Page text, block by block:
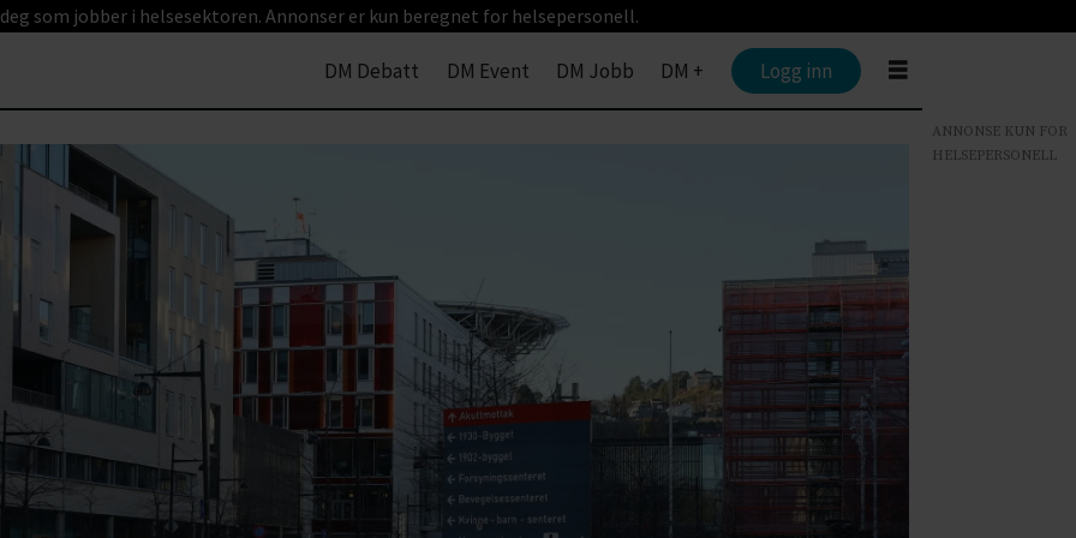
som jobber i helsesektoren. Annonser er kun beregnet for helsepersonell.
DM Debatt DM Event DM Jobb DM + Logg inn
ANNONSE KUN FOR
HELSEPERSONELL